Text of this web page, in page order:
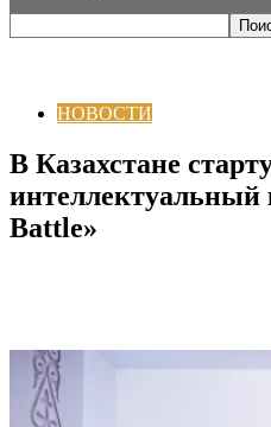
НОВОСТИ
В Казахстане
интеллектуальный
Battle»